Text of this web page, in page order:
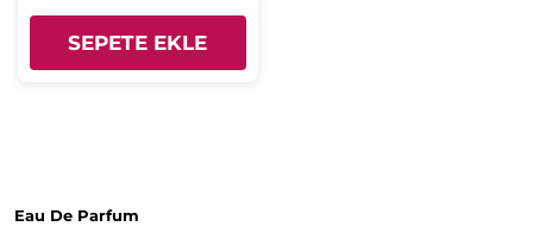
SEPETE EKLE
Eau De Parfum